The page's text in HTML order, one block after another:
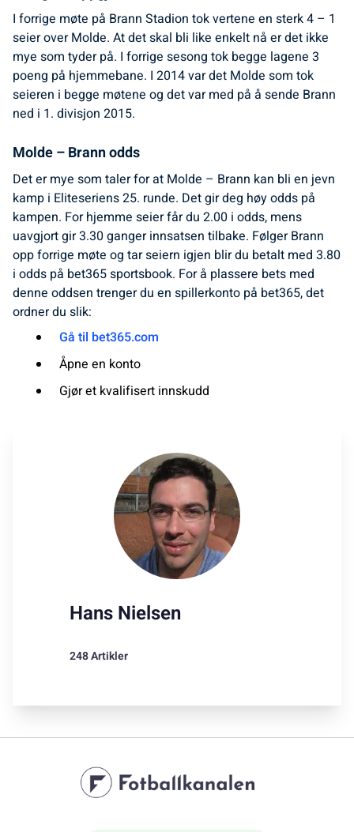
I forrige møte på Brann Stadion tok vertene en sterk 4 – 1
seier over Molde. At det skal bli like enkelt nå er det ikke
mye som tyder på. I forrige sesong tok begge lagene 3
poeng på hjemmebane. I 2014 var det Molde som tok
seieren i begge møtene og det var med på å sende Brann
ned i 1. divisjon 2015.
Molde – Brann odds
Det er mye som taler for at Molde – Brann kan bli en jevn
kamp i Eliteseriens 25. runde. Det gir deg høy odds på
kampen. For hjemme seier får du 2.00 i odds, mens
uavgjort gir 3.30 ganger innsatsen tilbake. Følger Brann
opp forrige møte og tar seiern igjen blir du betalt med 3.80
i odds på bet365 sportsbook. For å plassere bets med
denne oddsen trenger du en spillerkonto på bet365, det
ordner du slik:
Gå til bet365.com
Åpne en konto
Gjør et kvalifisert innskudd
Hans Nielsen
248 Artikler